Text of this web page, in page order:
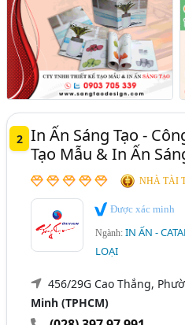
2 In Ấn Sáng Tạo -
Tạo Mẫu & In Ấn
NHÀ TÀI
Được xác minh
Ngành:IN ẤN -
LOẠI
456/29G Cao Thắng,
Minh (TPHCM)